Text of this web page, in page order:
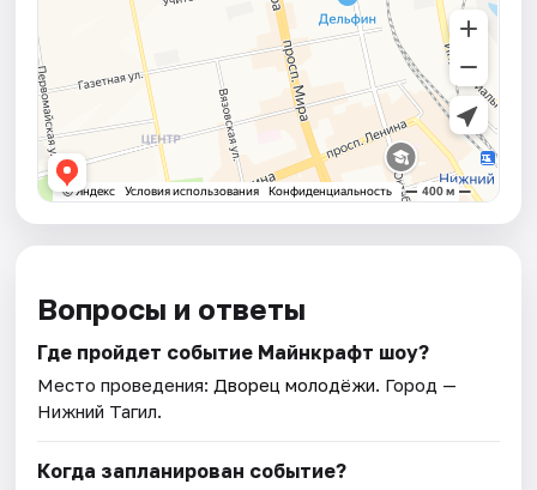
Вопросы и ответы
Где пройдет событие Майнкрафт шоу?
Место проведения: Дворец молодёжи. Город —
Нижний Тагил.
Когда запланирован событие?